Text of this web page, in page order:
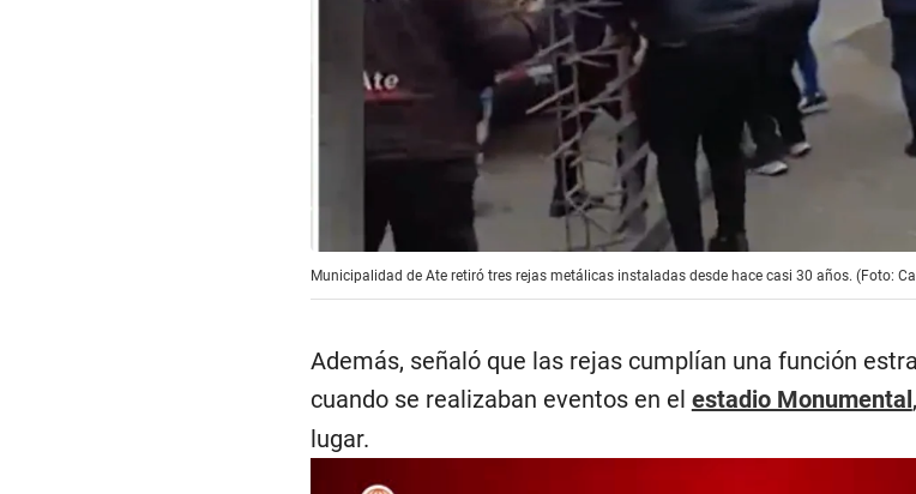
Municipalidad de Ate retiró tres rejas metálicas instaladas desde hace casi 30 años. (Foto:
Además, señaló que las rejas cumplían una función
cuando se realizaban eventos en el estadio Monumental
lugar.